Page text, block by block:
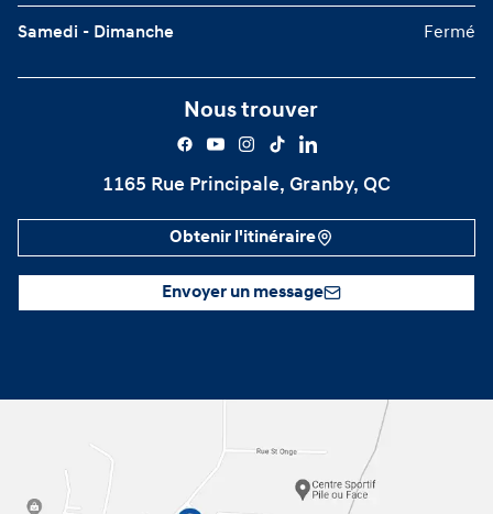
Samedi - Dimanche Fermé
Nous trouver
1165 Rue Principale, Granby, QC
Obtenir l'itinéraire
Envoyer un message